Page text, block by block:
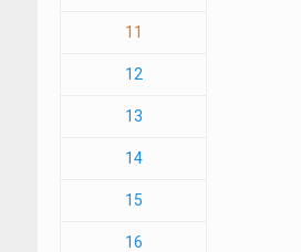
11
12
13
14
15
16